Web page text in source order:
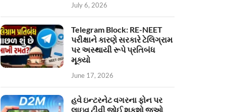
July 6, 2026
Telegram Block: RE-NEET
પરીક્ષાને કારણે સરકારે ટેલિગ્રામ
પર અસ્થાયી રૂપે પ્રતિબંધ
મૂક્યો
June 17, 2026
હવે ઇન્ટરનેટ વગરના ફોન પર
લાઇવ ટીવી જોઈ શકશો જુઓ